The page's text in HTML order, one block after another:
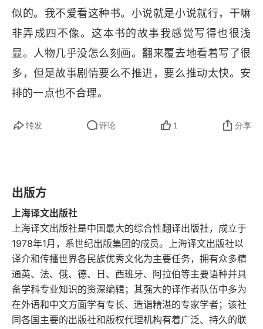
预见性
爱情的永久性
力和007
宗教关系
埃里克的负担
旅行
读物
为快乐而快乐
潜水、卢梭和想得太多
青春期
似的。我不爱看这种书。小说就是小说就行，干嘛
非弄成四不像。这本书的故事我感觉写得也很浅
显。人物几乎没怎么刻画。翻来覆去地看着写了很
多，但是故事剧情要么不推进，要么推动太快。安
排的一点也不合理。
转发 评论 1 分享
出版方
上海译文出版社
上海译文出版社是中国最大的综合性翻译出版社，成立于
1978年1月，系世纪出版集团的成员。上海译文出版社以
译介和传播世界各民族优秀文化为主要任务，拥有众多精
通英、法、俄、德、日、西班牙、阿拉伯等主要语种并具
备学科专业知识的资深编辑；其强大的译作者队伍中多为
在外语和中文方面学有专长、造诣精湛的专家学者；该社
同各国主要的出版社和版权代理机构有着广泛、持久的联